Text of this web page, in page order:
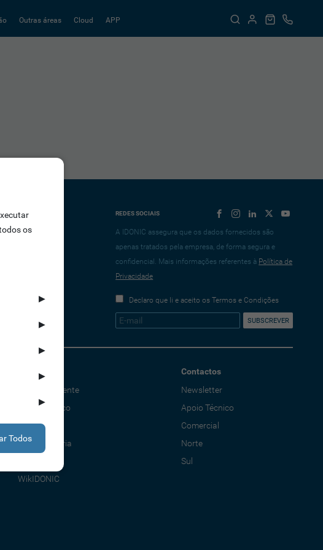
Outras áreas Cloud APP
REDES SOCIAIS
A IDONIC assegura que os dados fornecidos são
apenas tratados pela empresa, de forma segura e
confidencial. Mais informações referentes à Política de
Privacidade
Declaro que li e aceito os Termos e Condições
Ajuda
Apoio ao Cliente
Apoio Técnico
Comercial
Consultadoria
WikIDONIC
Contactos
Newsletter
Apoio Técnico
Comercial
Norte
Sul
os
▶
▶
▶
▶
▶
Todos